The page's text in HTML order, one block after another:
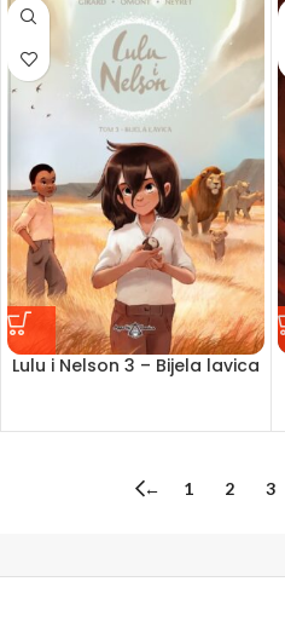
Lulu i Nelson 3 – Bijela lavica
← 1 2 3